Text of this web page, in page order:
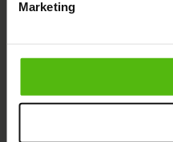
Marketing